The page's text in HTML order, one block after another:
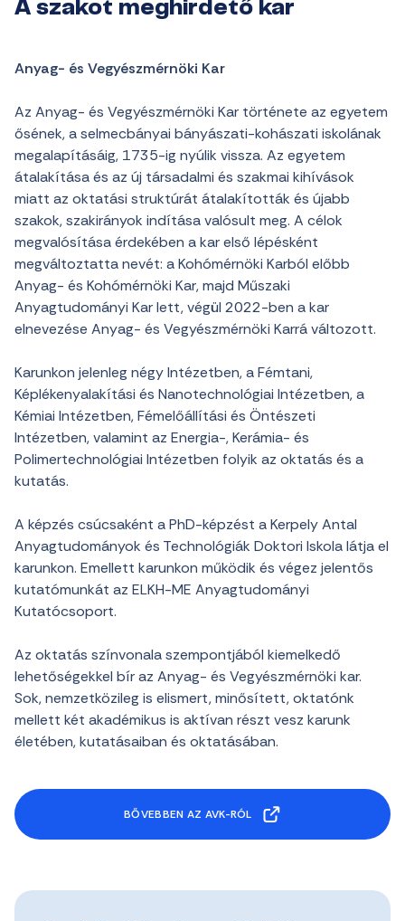
A szakot meghirdető kar
Anyag- és Vegyészmérnöki Kar
Az Anyag- és Vegyészmérnöki Kar története az egyetem
ősének, a selmecbányai bányászati-kohászati iskolának
megalapításáig, 1735-ig nyúlik vissza. Az egyetem
átalakítása és az új társadalmi és szakmai kihívások
miatt az oktatási struktúrát átalakították és újabb
szakok, szakirányok indítása valósult meg. A célok
megvalósítása érdekében a kar első lépésként
megváltoztatta nevét: a Kohómérnöki Karból előbb
Anyag- és Kohómérnöki Kar, majd Műszaki
Anyagtudományi Kar lett, végül 2022-ben a kar
elnevezése Anyag- és Vegyészmérnöki Karrá változott.
Karunkon jelenleg négy Intézetben, a Fémtani,
Képlékenyalakítási és Nanotechnológiai Intézetben, a
Kémiai Intézetben, Fémelőállítási és Öntészeti
Intézetben, valamint az Energia-, Kerámia- és
Polimertechnológiai Intézetben folyik az oktatás és a
kutatás.
A képzés csúcsaként a PhD-képzést a Kerpely Antal
Anyagtudományok és Technológiák Doktori Iskola látja el
karunkon. Emellett karunkon működik és végez jelentős
kutatómunkát az ELKH-ME Anyagtudományi
Kutatócsoport.
Az oktatás színvonala szempontjából kiemelkedő
lehetőségekkel bír az Anyag- és Vegyészmérnöki kar.
Sok, nemzetközileg is elismert, minősített, oktatónk
mellett két akadémikus is aktívan részt vesz karunk
életében, kutatásaiban és oktatásában.
BŐVEBBEN AZ AVK-RÓL